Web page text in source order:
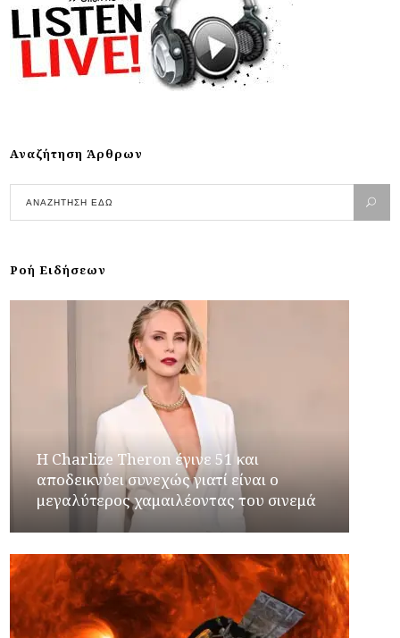
Αναζήτηση Άρθρων
Ροή Ειδήσεων
Η Charlize Theron έγινε 51 και
αποδεικνύει συνεχώς γιατί είναι ο
μεγαλύτερος χαμαιλέοντας του σινεμά